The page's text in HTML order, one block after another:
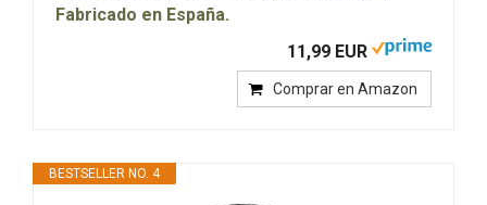
Fabricado en España.
11,99 EUR
Comprar en Amazon
BESTSELLER NO. 4